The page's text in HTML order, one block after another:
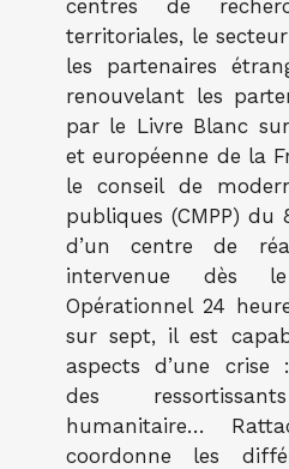
centres de
territoriales, le
les partenaires
renouvelant les
par le Livre Blanc
et européenne de la
le conseil de
publiques (CMPP) du
d’un centre de
intervenue dès
Opérationnel 24
sur sept, il est
aspects d’une crise
des
humanitaire…
coordonne les